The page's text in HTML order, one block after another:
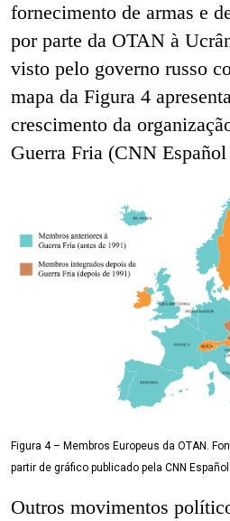
fornecimento de armas e
por parte da OTAN à
visto pelo governo russo
mapa da Figura 4
crescimento da
Guerra Fria (CNN
Figura 4 – Membros Europeus da OTAN.
partir de gráfico publicado pela CNN Español
Outros movimentos